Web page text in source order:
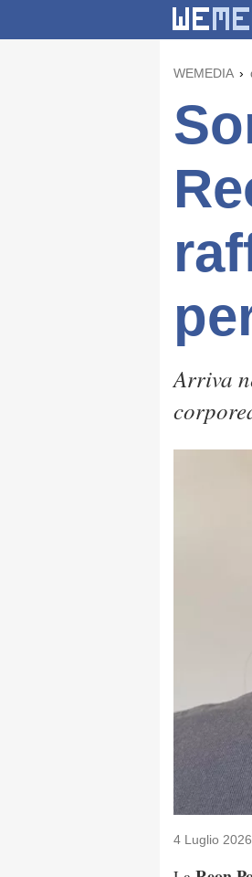
WEMEDIA
Arriva
4 Luglio 2026